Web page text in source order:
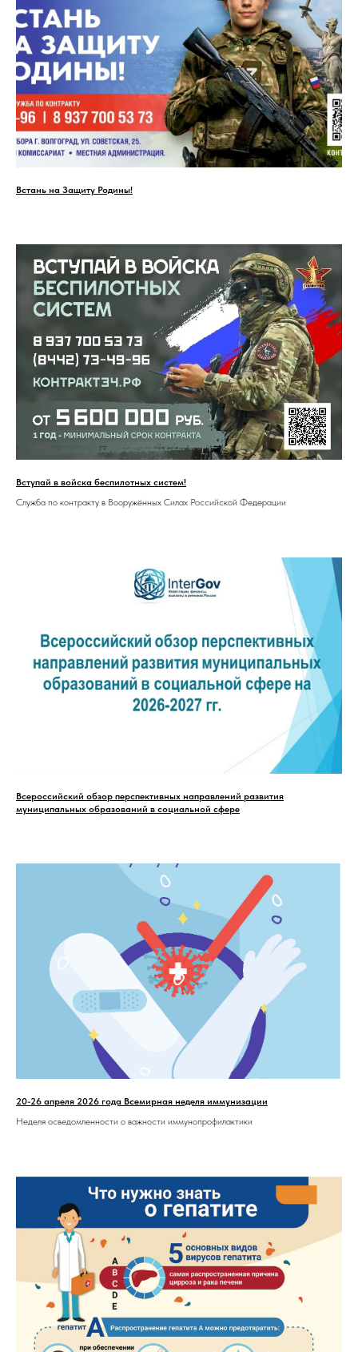
Встань на Защиту Родины!
Вступай в войска беспилотных систем!
Служба по контракту в Вооружённых Силах Российской Федерации
Всероссийский обзор перспективных направлений развития
муниципальных образований в социальной сфере
20-26 апреля 2026 года Всемирная неделя иммунизации
Неделя осведомленности о важности иммунопрофилактики